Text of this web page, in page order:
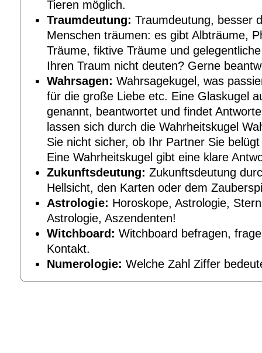
Tieren möglich.
Traumdeutung: Traumdeutung, besser
Menschen träumen: es gibt Albträume,
Träume, fiktive Träume und
Ihren Traum nicht deuten? Gerne
Wahrsagen: Wahrsagekugel, was
für die große Liebe etc. Eine Glaskugel
genannt, beantwortet und findet
lassen sich durch die Wahrheitskugel
Sie nicht sicher, ob Ihr Partner Sie
Eine Wahrheitskugel gibt eine klare
Zukunftsdeutung: Zukunftsdeutung
Hellsicht, den Karten oder dem
Astrologie: Horoskope, Astrologie,
Astrologie, Aszendenten!
Witchboard: Witchboard befragen,
Kontakt.
Numerologie: Welche Zahl Ziffer